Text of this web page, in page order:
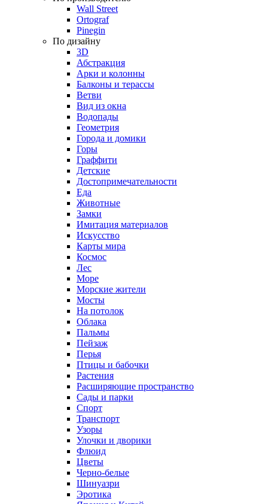
Wall Street
Ortograf
Pinegin
По дизайну
3D
Абстракция
Арки и колонны
Балконы и терассы
Ветви
Вид из окна
Водопады
Геометрия
Города и домики
Горы
Граффити
Детские
Достопримечательности
Еда
Животные
Замки
Имитация материалов
Искусство
Карты мира
Космос
Лес
Море
Морские жители
Мосты
На потолок
Облака
Пальмы
Пейзаж
Перья
Птицы и бабочки
Растения
Расширяющие пространство
Сады и парки
Спорт
Транспорт
Узоры
Улочки и дворики
Флюид
Цветы
Черно-белые
Шинуазри
Эротика